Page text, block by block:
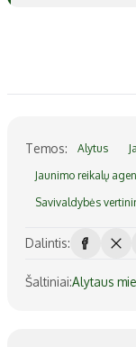
Temos: Alytus
Jaunimo reikalų
Savivaldybės
Dalintis:
Šaltiniai:Alytaus